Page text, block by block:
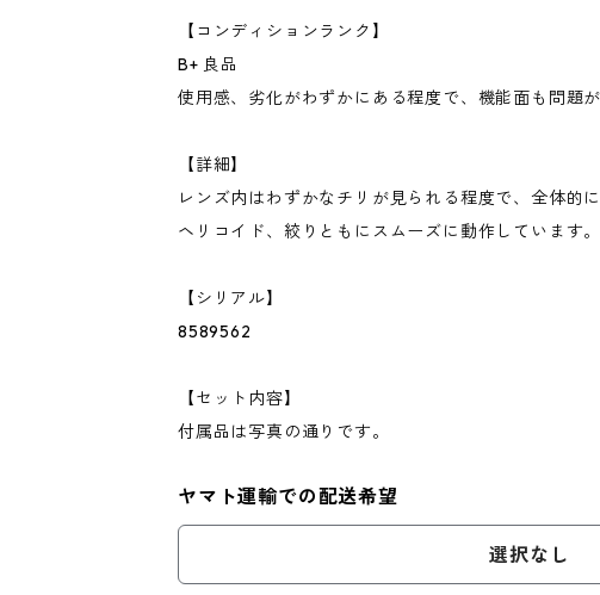
【コンディションランク】
B+ 良品
使用感、劣化がわずかにある程度で、機能面も問題が
【詳細】
レンズ内はわずかなチリが見られる程度で、全体的
ヘリコイド、絞りともにスムーズに動作しています。
【シリアル】
8589562
【セット内容】
付属品は写真の通りです。
ヤマト運輸での配送希望
選択なし